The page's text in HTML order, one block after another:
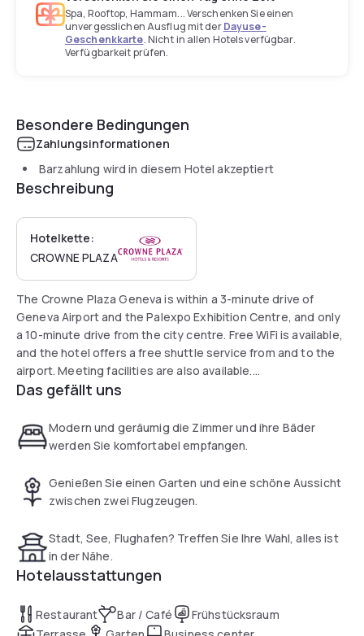
Spa, Rooftop, Hammam... Verschenken Sie einen
unvergesslichen Ausflug mit derDayuse-
Geschenkkarte. Nicht in allen Hotels verfügbar.
Verfügbarkeit prüfen.
Besondere Bedingungen
Zahlungsinformationen
Barzahlung wird in diesem Hotel akzeptiert
Beschreibung
Hotelkette:
CROWNE PLAZA
The Crowne Plaza Geneva is within a 3-minute drive of
Geneva Airport and the Palexpo Exhibition Centre, and only
a 10-minute drive from the city centre. Free WiFi is available,
and the hotel offers a free shuttle service from and to the
airport. Meeting facilities are also available.
offering panoramic views of the surroundings. Club rooms
and suites feature free access to the Club lounge. Guests
refreshments and snacks and from a large selection of
newspapers and books.
Guests can have a quick breakfast at the bar from 07:30,
have meetings in the panoramic lounge or lunch on the
balcony terrace. The restaurant Seventy5 serves creative
and innovative cuisine and features grilled meat or
vegetarian dishes created from seasonal products.
Das gefällt uns
Modern und geräumig die Zimmer und ihre Bäder
werden Sie komfortabel empfangen.
Genießen Sie einen Garten und eine schöne Aussicht
zwischen zwei Flugzeugen.
Stadt, See, Flughafen? Treffen Sie Ihre Wahl, alles ist
in der Nähe.
Hotelausstattungen
Restaurant Bar / Café
Frühstücksraum